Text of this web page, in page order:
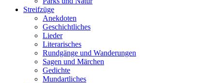
Streifzüge
Anekdoten
Geschichtliches
Lieder
Literarisches
Rundgänge und Wanderungen
Sagen und Märchen
Gedichte
Mundartliches